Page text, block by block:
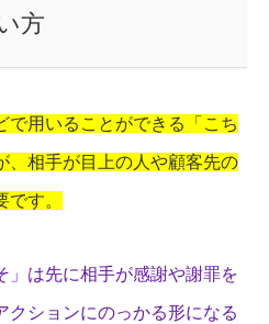
方
で用いることができる「こち
、相手が目上の人や顧客先の
す。
」は先に相手が感謝や謝罪を
クションにのっかる形になる